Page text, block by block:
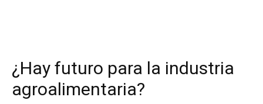
¿Hay futuro para la industria
agroalimentaria?